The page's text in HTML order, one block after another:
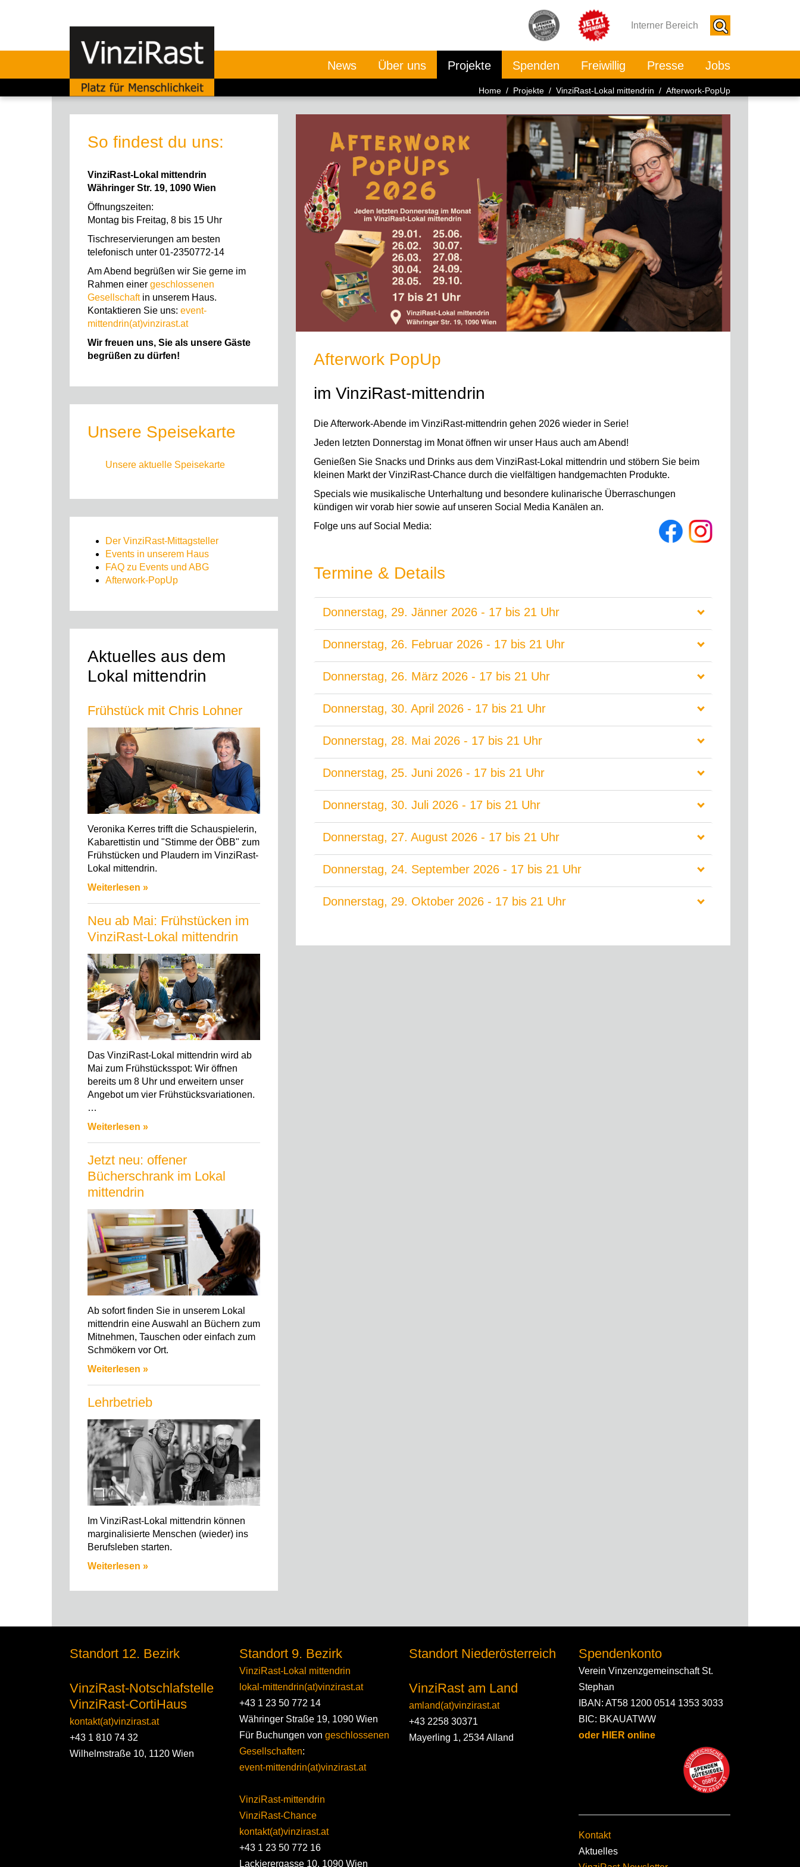
Interner Bereich
News Über uns Projekte Spenden Freiwillig Presse Jobs
Home / Projekte / VinziRast-Lokal mittendrin / Afterwork-PopUp
Afterwork PopUp
im VinziRast-mittendrin
Die Afterwork-Abende im VinziRast-mittendrin gehen 2026 wieder in Serie!
Jeden letzten Donnerstag im Monat öffnen wir unser Haus auch am Abend!
Genießen Sie Snacks und Drinks aus dem VinziRast-Lokal mittendrin und stöbern Sie beim
kleinen Markt der VinziRast-Chance durch die vielfältigen handgemachten Produkte.
Specials wie musikalische Unterhaltung und besondere kulinarische Überraschungen
kündigen wir vorab hier sowie auf unseren Social Media Kanälen an.
Folge uns auf Social Media:
Termine & Details
Donnerstag, 29. Jänner 2026 - 17 bis 21 Uhr
Donnerstag, 26. Februar 2026 - 17 bis 21 Uhr
Donnerstag, 26. März 2026 - 17 bis 21 Uhr
Donnerstag, 30. April 2026 - 17 bis 21 Uhr
Donnerstag, 28. Mai 2026 - 17 bis 21 Uhr
Donnerstag, 25. Juni 2026 - 17 bis 21 Uhr
Donnerstag, 30. Juli 2026 - 17 bis 21 Uhr
Donnerstag, 27. August 2026 - 17 bis 21 Uhr
Donnerstag, 24. September 2026 - 17 bis 21 Uhr
Donnerstag, 29. Oktober 2026 - 17 bis 21 Uhr
So findest du uns:
VinziRast-Lokal mittendrin
Währinger Str. 19, 1090 Wien
Öffnungszeiten:
Montag bis Freitag, 8 bis 15 Uhr
Tischreservierungen am besten
telefonisch unter 01-2350772-14
Am Abend begrüßen wir Sie gerne im
Rahmen einer geschlossenen
Gesellschaftin unserem Haus.
Kontaktieren Sie uns: event-
mittendrin(at)vinzirast.at
Wir freuen uns, Sie als unsere Gäste
begrüßen zu dürfen!
Unsere Speisekarte
Unsere aktuelle Speisekarte
Der VinziRast-Mittagsteller
Events in unserem Haus
FAQ zu Events und ABG
Afterwork-PopUp
Aktuelles aus dem
Lokal mittendrin
Frühstück mit Chris Lohner
Veronika Kerres trifft die Schauspielerin,
Kabarettistin und "Stimme der ÖBB" zum
Frühstücken und Plaudern im VinziRast-
Lokal mittendrin.
Weiterlesen »
Neu ab Mai: Frühstücken im
VinziRast-Lokal mittendrin
Das VinziRast-Lokal mittendrin wird ab
Mai zum Frühstücksspot: Wir öffnen
bereits um 8 Uhr und erweitern unser
Angebot um vier Frühstücksvariationen.
…
Weiterlesen »
Jetzt neu: offener
Bücherschrank im Lokal
mittendrin
Ab sofort finden Sie in unserem Lokal
mittendrin eine Auswahl an Büchern zum
Mitnehmen, Tauschen oder einfach zum
Schmökern vor Ort.
Weiterlesen »
Lehrbetrieb
Im VinziRast-Lokal mittendrin können
marginalisierte Menschen (wieder) ins
Berufsleben starten.
Weiterlesen »
Standort 12. Bezirk
VinziRast-Notschlafstelle
VinziRast-CortiHaus
kontakt(at)vinzirast.at
+43 1 810 74 32
Wilhelmstraße 10, 1120 Wien
Standort 9. Bezirk
VinziRast-Lokal mittendrin
lokal-mittendrin(at)vinzirast.at
+43 1 23 50 772 14
Währinger Straße 19, 1090 Wien
Für Buchungen von geschlossenen
Gesellschaften:
event-mittendrin(at)vinzirast.at
VinziRast-mittendrin
VinziRast-Chance
kontakt(at)vinzirast.at
+43 1 23 50 772 16
Lackierergasse 10, 1090 Wien
Standort Niederösterreich
VinziRast am Land
amland(at)vinzirast.at
+43 2258 30371
Mayerling 1, 2534 Alland
Spendenkonto
Verein Vinzenzgemeinschaft St.
Stephan
IBAN: AT58 1200 0514 1353 3033
BIC: BKAUATWW
oder HIER online
Kontakt
Aktuelles